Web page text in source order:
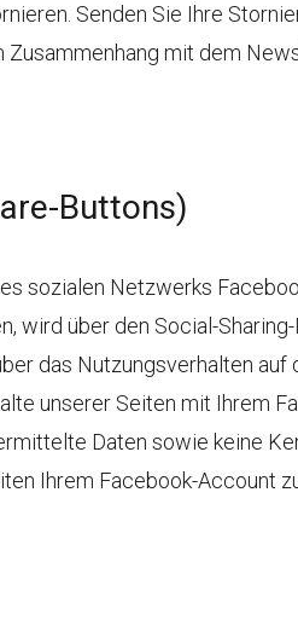
Senden Sie Ihre
mit dem
Buttons)
sozialen Netzwerks
wird über den Social-
das Nutzungsverhalten auf
unserer Seiten mit Ihrem
Daten sowie keine
Ihrem Facebook-Account